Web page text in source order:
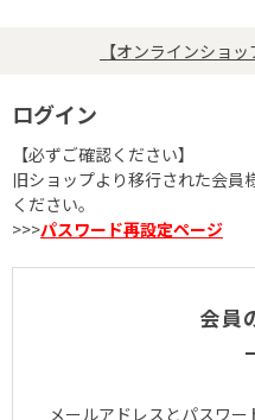
【オンラインショ
ログイン
【必ずご確認ください】
旧ショップより移行された会員
ください。
>>>パスワード再設定ページ
会員
メールアドレスとパスワ